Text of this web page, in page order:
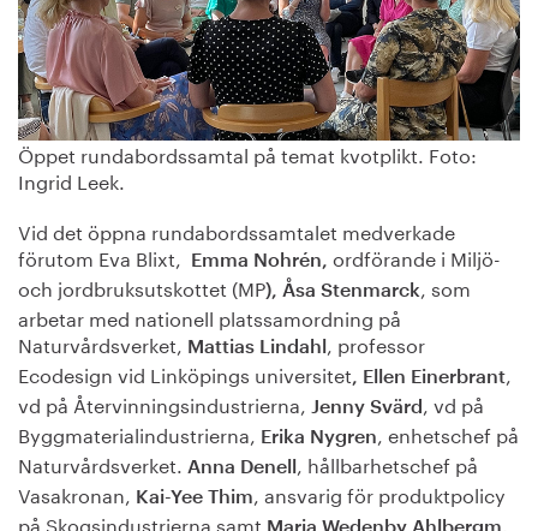
Öppet rundabordssamtal på temat kvotplikt. Foto:
Ingrid Leek.
Vid det öppna rundabordssamtalet medverkade
förutom Eva Blixt,
Emma Nohrén, ordförande i Miljö-
och jordbruksutskottet (MP), Åsa Stenmarck, som
arbetar med nationell platssamordning på
Naturvårdsverket, Mattias Lindahl , professor
Ecodesign vid Linköpings universitet, Ellen Einerbrant,
vd på Återvinningsindustrierna, Jenny Svärd , vd på
Byggmaterialindustrierna, Erika Nygren, enhetschef på
Naturvårdsverket. Anna Denell
, hållbarhetschef på
Vasakronan, Kai-Yee Thim, ansvarig för produktpolicy
på Skogsindustrierna samt